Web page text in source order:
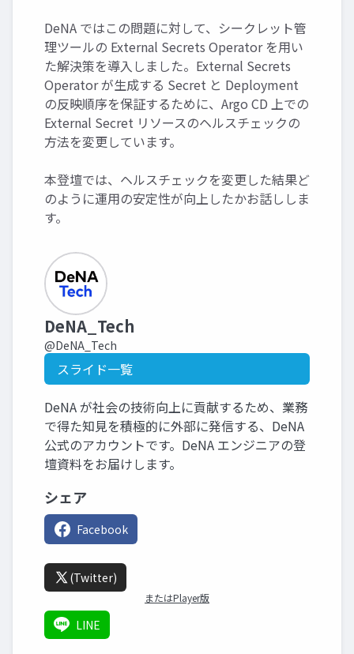
DeNA ではこの問題に対して、シークレット管
理ツールの External Secrets Operator を用い
た解決策を導入しました。External Secrets
Operator が生成する Secret と Deployment
の反映順序を保証するために、Argo CD 上での
External Secret リソースのヘルスチェックの
方法を変更しています。
本登壇では、ヘルスチェックを変更した結果ど
のように運用の安定性が向上したかお話ししま
す。
DeNA_Tech
@DeNA_Tech
スライド一覧
DeNA が社会の技術向上に貢献するため、業務
で得た知見を積極的に外部に発信する、DeNA
公式のアカウントです。DeNA エンジニアの登
壇資料をお届けします。
シェア
Facebook
(Twitter)
またはPlayer版
LINE